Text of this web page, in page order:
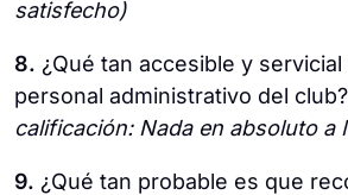
satisfecho)
8. ¿Qué tan accesible y
personal administrativo del club?
calificación: Nada en absoluto a
9. ¿Qué tan probable es que